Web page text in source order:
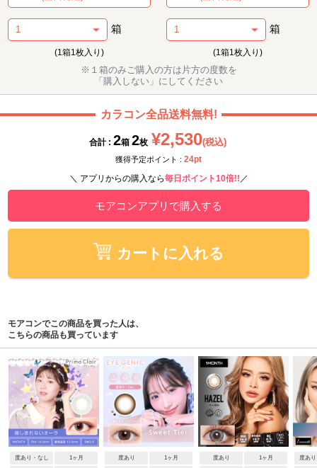
箱
(1箱1枚入り)
箱
(1箱1枚入り)
※１箱のみご購入の方は片方の度数を
「購入しない」にしてください
カラコン全品送料無料!
合計 : 2箱 2枚 ¥2,530(税込)
獲得予定ポイント : 24pt
＼ アプリからの購入なら毎日ポイント10倍!! ／
モアコンアプリで購入する
カートに入れる
モアコンでこの商品を買った人は、
こちらの商品も買っています
度あり・なし 1ヶ月 度あり 1ヶ月 度あり 1ヶ月 度あ